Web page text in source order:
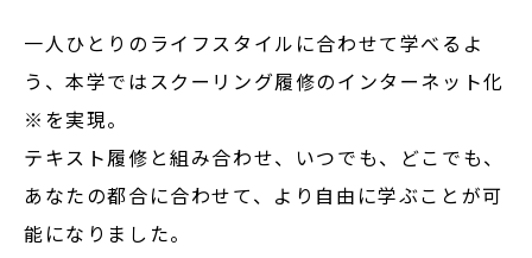
OpenCampus
地域連携・研究
アクセス
Access
一人ひとりのライフスタイルに合わせて学べるよ
う、本学ではスクーリング履修のインターネット化
※を実現。
テキスト履修と組み合わせ、いつでも、どこでも、
あなたの都合に合わせて、より自由に学ぶことが可
能になりました。